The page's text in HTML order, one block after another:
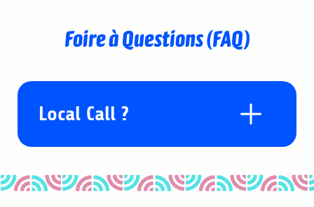
Foire à Questions (FAQ)
Local Call ?
Qu'est-ce qu'un Local